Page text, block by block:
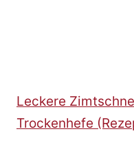
Leckere
Trockenhefe